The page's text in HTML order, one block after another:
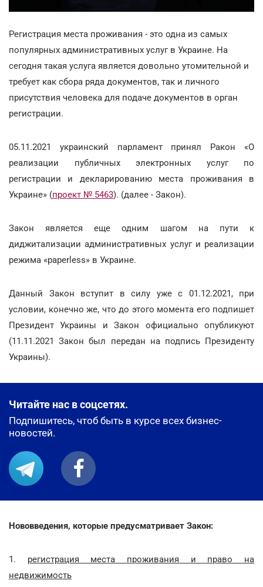
Регистрация места проживания - это одна из самых
популярных административных услуг в Украине. На
сегодня такая услуга является довольно утомительной и
требует как сбора ряда документов, так и личного
присутствия человека для подаче документов в орган
регистрации.
05.11.2021 украинский парламент принял Pакон «О
реализации публичных электронных услуг по
регистрации и декларированию места проживания в
Украине» (проект № 5463). (далее - Закон).
Закон является еще одним шагом на пути к
диджитализации административных услуг и реализации
режима «paperless» в Украине.
Данный Закон вступит в силу уже с 01.12.2021, при
условии, конечно же, что до этого момента его подпишет
Президент Украины и Закон официально опубликуют
(11.11.2021 Закон был передан на подпись Президенту
Украины).
Читайте нас в соцсетях.
Подпишитесь, чтоб быть в курсе всех бизнес-
новостей.
Нововведения, которые предусматривает Закон:
1. регистрация места проживания и право на
недвижимость